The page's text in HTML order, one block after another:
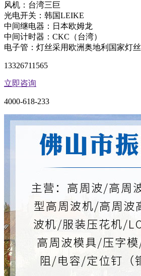
风机：台湾三巨
光电开关：韩国LEIKE
中间继电器：日本欧姆龙
中间计时器：CKC（台湾）
电子管：灯丝采用欧洲奥地利国家灯丝
13326711565
立即咨询
4000-618-233